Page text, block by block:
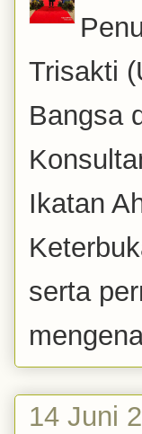
Trisakti
Bangsa
Ikatan
serta
14 Juni